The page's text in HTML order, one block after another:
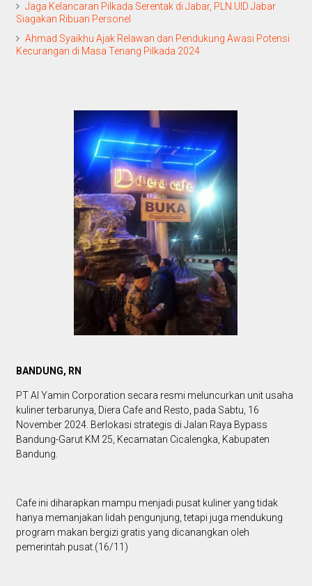
Jaga Kelancaran Pilkada Serentak di Jabar, PLN UID Jabar
Siagakan Ribuan Personel
Ahmad Syaikhu Ajak Relawan dan Pendukung Awasi Potensi
Kecurangan di Masa Tenang Pilkada 2024
BANDUNG, RN
PT Al Yamin Corporation secara resmi meluncurkan unit usaha
kuliner terbarunya, Diera Cafe and Resto, pada Sabtu, 16
November 2024. Berlokasi strategis di Jalan Raya Bypass
Bandung-Garut KM 25, Kecamatan Cicalengka, Kabupaten
Bandung.
Cafe ini diharapkan mampu menjadi pusat kuliner yang tidak
hanya memanjakan lidah pengunjung, tetapi juga mendukung
program makan bergizi gratis yang dicanangkan oleh
pemerintah pusat.(16/11)